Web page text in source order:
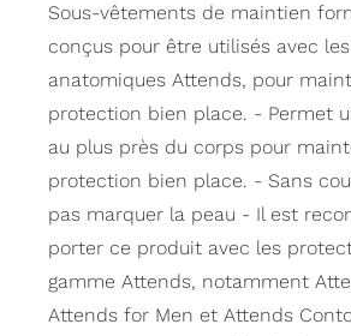
Sous-vêtements de maintien
conçus pour être utilisés avec
anatomiques Attends, pour
protection bien place. - Permet
au plus près du corps pour
protection bien place. - Sans
pas marquer la peau - Il est
porter ce produit avec les
gamme Attends, notamment
Attends for Men et Attends